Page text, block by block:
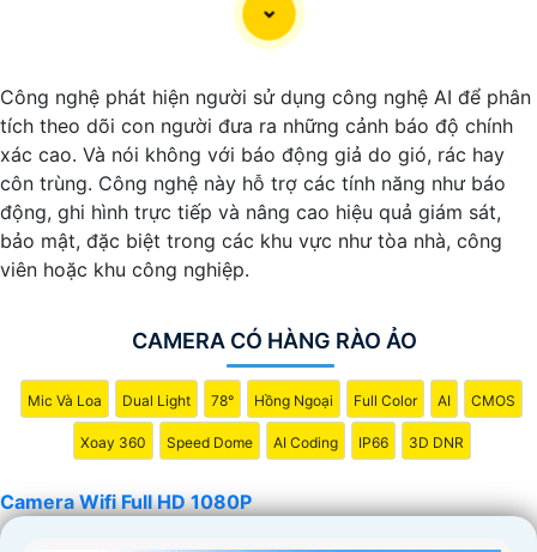
Công nghệ phát hiện người sử dụng công nghệ AI để phân
tích theo dõi con người đưa ra những cảnh báo độ chính
xác cao. Và nói không với báo động giả do gió, rác hay
côn trùng. Công nghệ này hỗ trợ các tính năng như báo
động, ghi hình trực tiếp và nâng cao hiệu quả giám sát,
bảo mật, đặc biệt trong các khu vực như tòa nhà, công
viên hoặc khu công nghiệp.
CAMERA CÓ HÀNG RÀO ẢO
Mic Và Loa Dual Light 78° Hồng Ngoại Full Color AI CMOS
Xoay 360 Speed Dome AI Coding IP66 3D DNR
Camera Wifi Full HD 1080P